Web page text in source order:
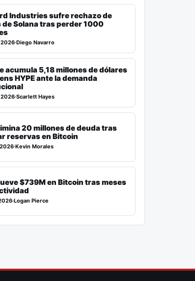
Industries sufre rechazo de
de Solana tras perder 1000
2026·Diego Navarro
acumula 5,18 millones de dólares
HYPE ante la demanda
2026·Scarlett Hayes
20 millones de deuda tras
reservas en Bitcoin
·Kevin Morales
$739M en Bitcoin tras meses
·Logan Pierce